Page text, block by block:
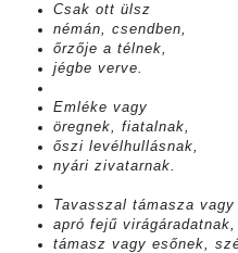
Csak ott ülsz
némán, csendben,
őrzője a télnek,
jégbe verve.
Emléke vagy
öregnek, fiatalnak,
őszi levélhullásnak,
nyári zivatarnak.
Tavasszal támasza vagy
apró fejű virágáradatnak,
támasz vagy esőnek,